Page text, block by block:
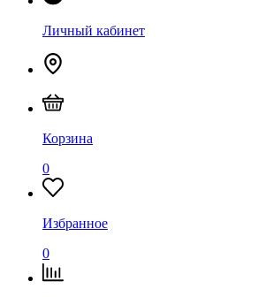
Личный кабинет
Корзина
0
Избранное
0